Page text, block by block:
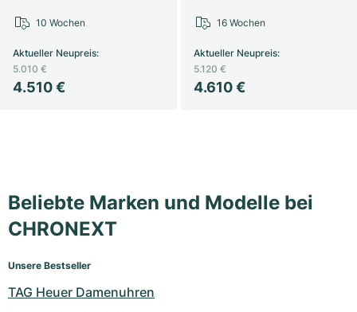
4.510 €
Aktueller Neupreis:
5.010 €
10 Wochen
4.610 €
Aktueller Neupreis:
5.120 €
16 Wochen
Beliebte Marken und Modelle bei
CHRONEXT
Unsere Bestseller
TAG Heuer Damenuhren